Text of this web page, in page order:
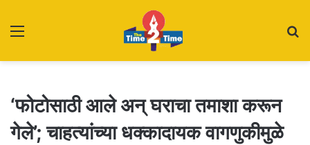
‘फोटोसाठी आले अन् घराचा तमाशा करून
गेले’; चाहत्यांच्या धक्कादायक वागणुकीमुळे